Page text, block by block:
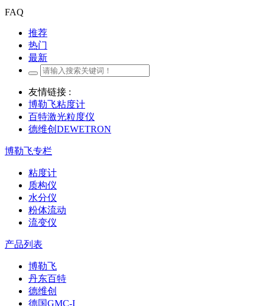
FAQ
推荐
热门
最新
友情链接 :
博勒飞粘度计
百特激光粒度仪
德维创DEWETRON
博勒飞专栏
粘度计
质构仪
水分仪
粉体流动
流变仪
产品列表
博勒飞
丹东百特
德维创
德国GMC-I